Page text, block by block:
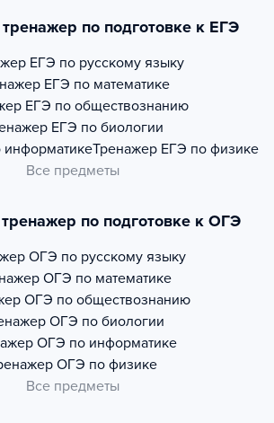
по подготовке к ЕГЭ
ЕГЭ по русскому языку
ЕГЭ по математике
ЕГЭ по обществознанию
ЕГЭ по биологии
информатикеТренажер ЕГЭ по физике
Все предметы
по подготовке к ОГЭ
ОГЭ по русскому языку
ОГЭ по математике
ОГЭ по обществознанию
ОГЭ по биологии
ОГЭ по информатике
ОГЭ по физике
Все предметы